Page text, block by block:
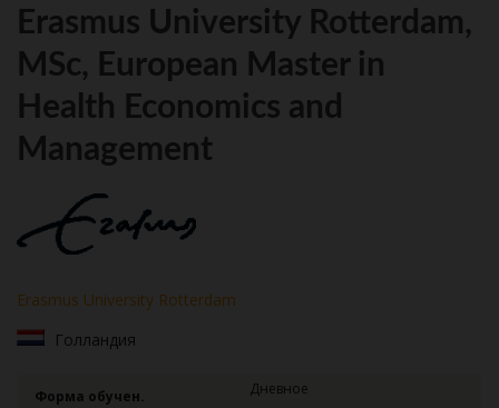
Erasmus University Rotterdam,
MSc, European Master in
Health Economics and
Management
Erasmus University Rotterdam
Голландия
Форма обучен. Дневное